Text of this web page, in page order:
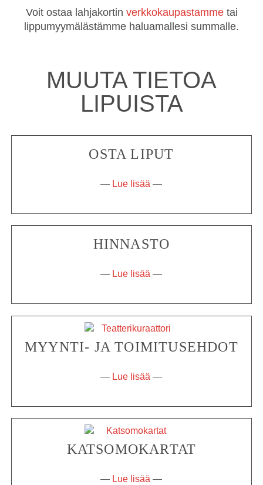
Voit ostaa lahjakortin verkkokaupastammetai
lippumyymälästämme haluamallesi summalle.
MUUTA TIETOA
LIPUISTA
OSTA LIPUT
— Lue lisää—
HINNASTO
— Lue lisää—
MYYNTI- JA TOIMITUSEHDOT
— Lue lisää—
KATSOMOKARTAT
— Lue lisää—